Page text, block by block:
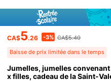
CA$5.26 -3% CA$5.40
Baisse de prix limitée dans le temps
Jumelles, jumelles
x filles, cadeau de la Saint-